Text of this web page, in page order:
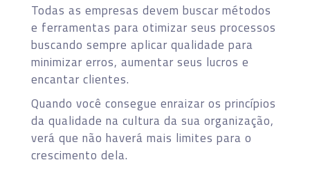
Todas as empresas devem buscar métodos
e ferramentas para otimizar seus processos
buscando sempre aplicar qualidade para
minimizar erros, aumentar seus lucros e
encantar clientes.
Quando você consegue enraizar os princípios
da qualidade na cultura da sua organização,
verá que não haverá mais limites para o
crescimento dela.